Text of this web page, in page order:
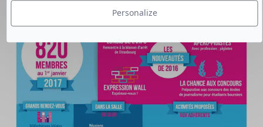
Personalize